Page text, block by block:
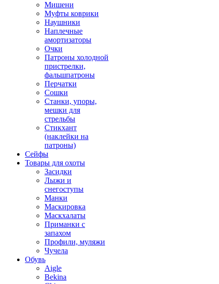
Мишени
Муфты коврики
Наушники
Наплечные
амортизаторы
Очки
Патроны холодной
пристрелки,
фальшпатроны
Перчатки
Сошки
Станки, упоры,
мешки для
стрельбы
Стикхант
(наклейки на
патроны)
Сейфы
Товары для охоты
Засидки
Лыжи и
снегоступы
Манки
Маскировка
Маскхалаты
Приманки с
запахом
Профили, муляжи
Чучела
Обувь
Aigle
Bekina